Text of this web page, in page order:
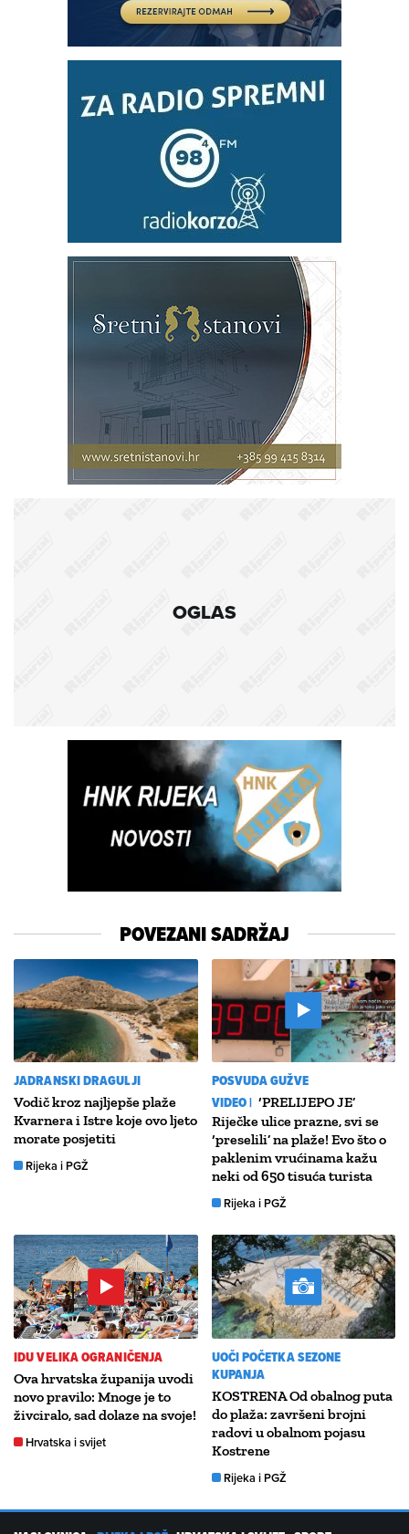
OGLAS
POVEZANI SADRŽAJ
JADRANSKI DRAGULJI
Vodič kroz najljepše plaže
Kvarnera i Istre koje ovo ljeto
morate posjetiti
Rijeka i PGŽ
POSVUDA GUŽVE
VIDEO | ‘PRELIJEPO JE’
Riječke ulice prazne, svi se
‘preselili’ na plaže! Evo što o
paklenim vrućinama kažu
neki od 650 tisuća turista
Rijeka i PGŽ
IDU VELIKA OGRANIČENJA
Ova hrvatska županija uvodi
novo pravilo: Mnoge je to
živciralo, sad dolaze na svoje!
Hrvatska i svijet
UOČI POČETKA SEZONE
KUPANJA
KOSTRENA Od obalnog puta
do plaža: završeni brojni
radovi u obalnom pojasu
Kostrene
Rijeka i PGŽ